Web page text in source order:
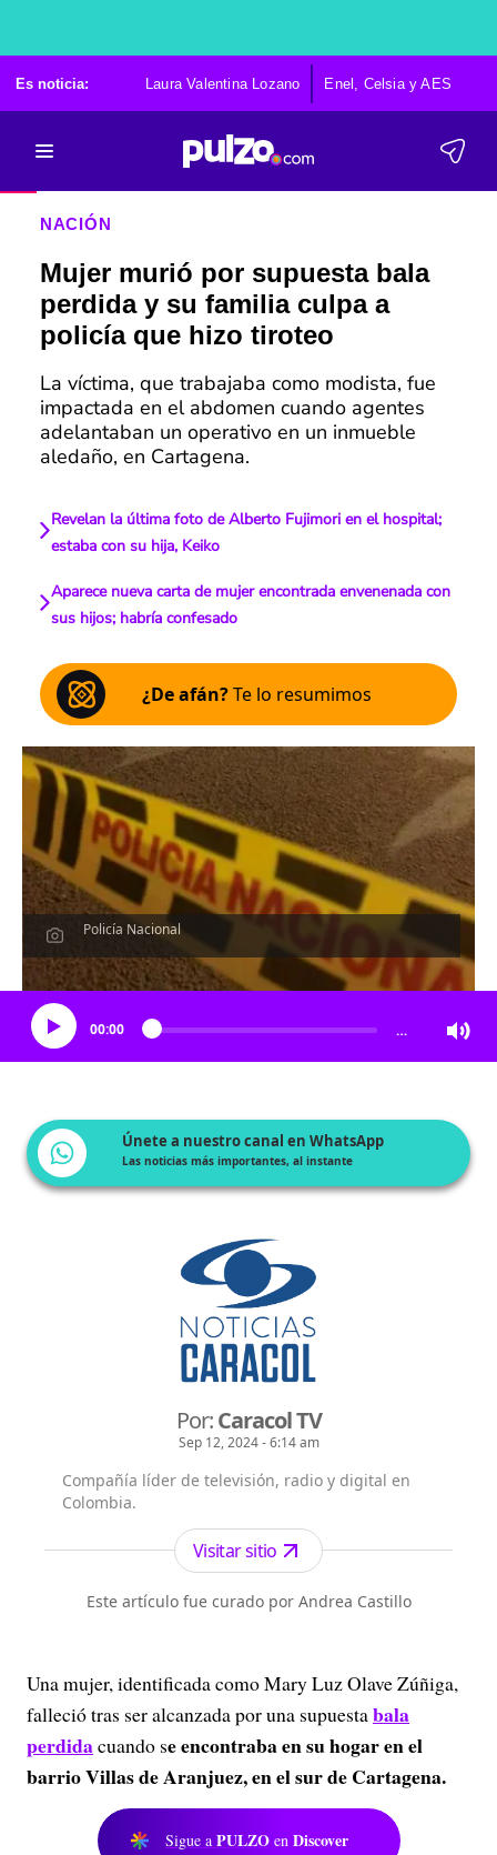
Es noticia: Laura Valentina Lozano Enel, Celsia y AES
NACIÓN
Mujer murió por supuesta bala
perdida y su familia culpa a
policía que hizo tiroteo
La víctima, que trabajaba como modista, fue
impactada en el abdomen cuando agentes
adelantaban un operativo en un inmueble
aledaño, en Cartagena.
Revelan la última foto de Alberto Fujimori en el hospital;
estaba con su hija, Keiko
Aparece nueva carta de mujer encontrada envenenada con
sus hijos; habría confesado
¿De afán?Te lo resumimos
Policía Nacional
Escucha el artículo
00:00 …
Únete a nuestro canal en WhatsApp
Las noticias más importantes, al instante
Por:Caracol TV
Sep 12, 2024 - 6:14 am
Compañía líder de televisión, radio y digital en
Colombia.
Visitar sitio
Este artículo fue curado por Andrea Castillo
Una mujer, identificada como Mary Luz Olave Zúñiga,
falleció tras ser alcanzada por una supuestabala
perdidacuando se encontraba en su hogar en el
barrio Villas de Aranjuez, en el sur de Cartagena.
Sigue a PULZO en Discover